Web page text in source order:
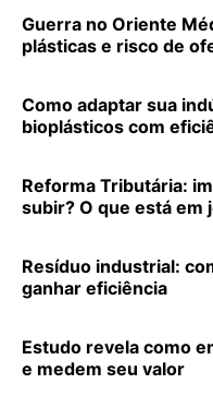
Guerra no Oriente
plásticas e risco de
Como adaptar sua
bioplásticos com
Reforma Tributária:
subir? O que está em
Resíduo industrial:
ganhar eficiência
Estudo revela como
e medem seu valor